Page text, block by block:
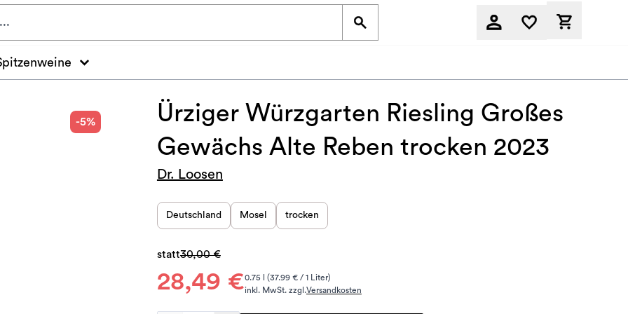
-5%
Ürziger Würzgarten Riesling Großes
Gewächs Alte Reben trocken 2023
Dr. Loosen
Deutschland Mosel trocken
28,49 €
statt30,00 €
0.75 l (37.99 € / 1 Liter)
inkl. MwSt. zzgl.Versandkosten